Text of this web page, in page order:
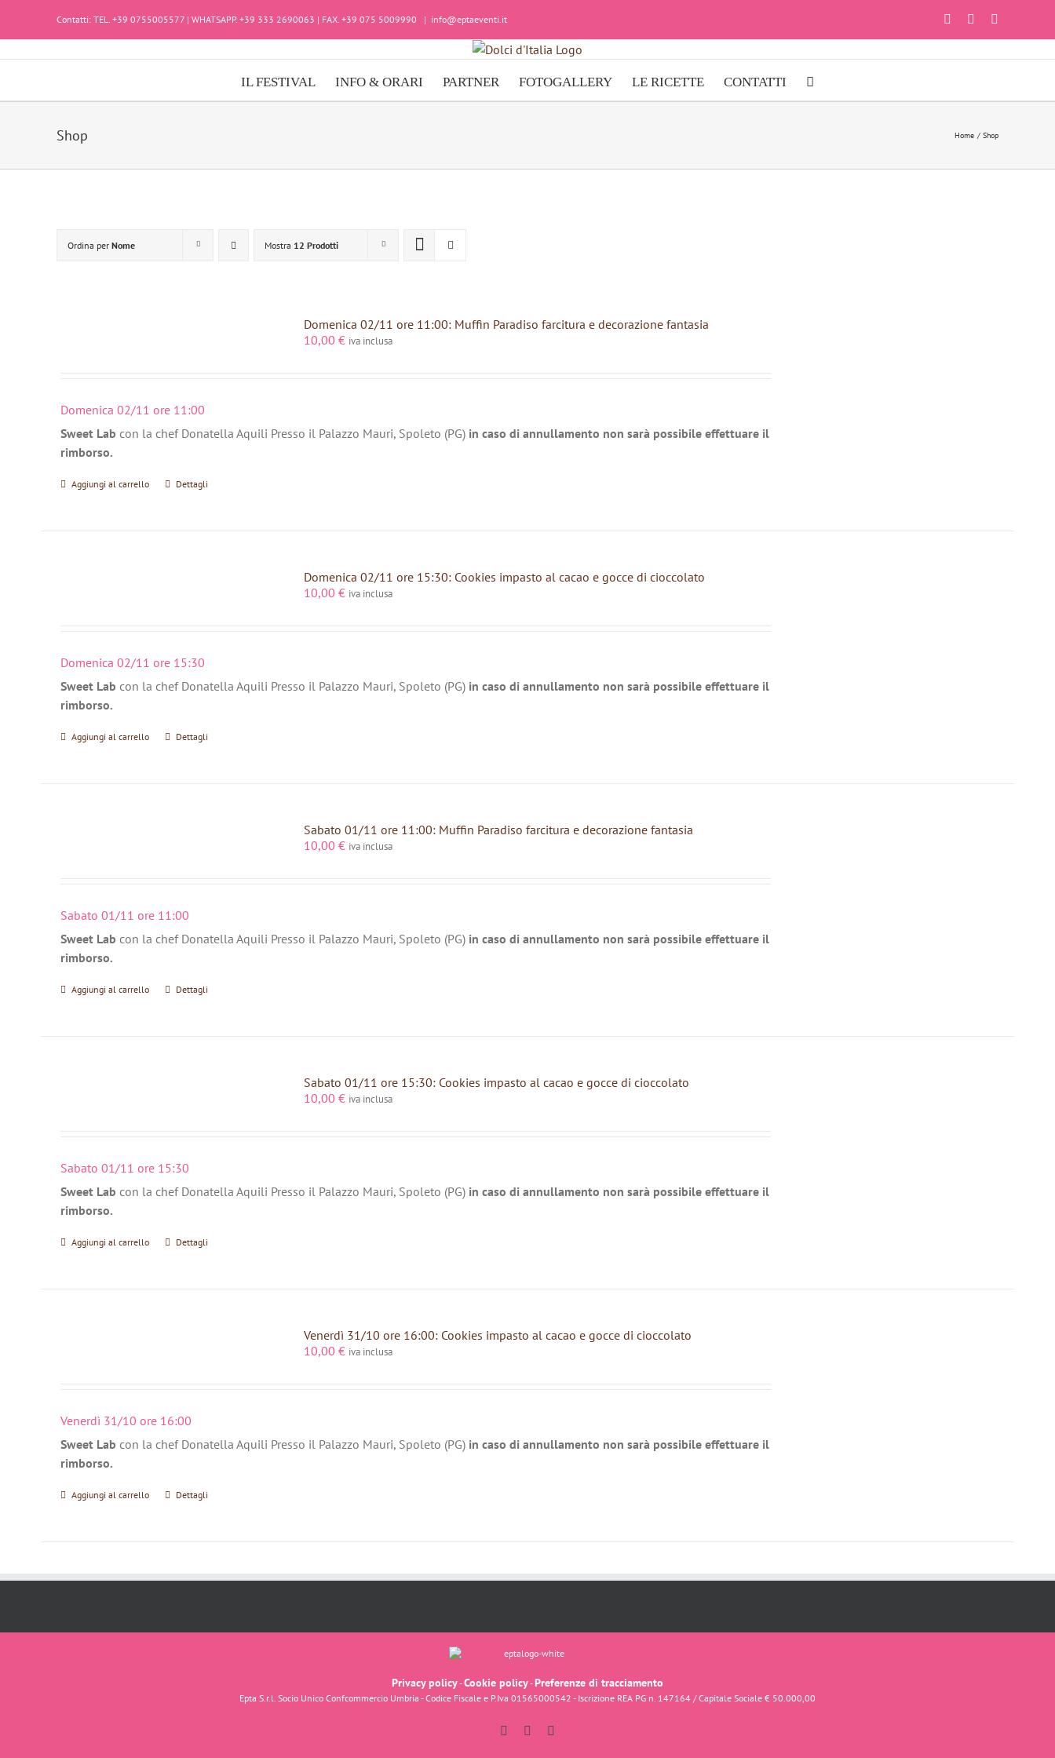
Contatti: TEL. +39 0755005577 | WHATSAPP. +39 333 2690063 | FAX. +39 075 5009990 | info@eptaeventi.it FacebookInstagram
IL FESTIVAL INFO & ORARI PARTNER FOTOGALLERY LE RICETTE CONTATTI
Shop Home Shop
Ordina per Nome Mostra 12 Prodotti
Domenica 02/11 ore 11:00: Muffin Paradiso farcitura e decorazione fantasia
10,00 € iva inclusa
Domenica 02/11 ore 11:00
Sweet Lab con la chef Donatella Aquili Presso il Palazzo Mauri, Spoleto (PG) in caso di annullamento non sarà possibile effettuare il
rimborso.
Aggiungi al carrello Dettagli
Domenica 02/11 ore 15:30: Cookies impasto al cacao e gocce di cioccolato
10,00 € iva inclusa
Domenica 02/11 ore 15:30
Sweet Lab con la chef Donatella Aquili Presso il Palazzo Mauri, Spoleto (PG) in caso di annullamento non sarà possibile effettuare il
rimborso.
Aggiungi al carrello Dettagli
Sabato 01/11 ore 11:00: Muffin Paradiso farcitura e decorazione fantasia
10,00 € iva inclusa
Sabato 01/11 ore 11:00
Sweet Lab con la chef Donatella Aquili Presso il Palazzo Mauri, Spoleto (PG) in caso di annullamento non sarà possibile effettuare il
rimborso.
Aggiungi al carrello Dettagli
Sabato 01/11 ore 15:30: Cookies impasto al cacao e gocce di cioccolato
10,00 € iva inclusa
Sabato 01/11 ore 15:30
Sweet Lab con la chef Donatella Aquili Presso il Palazzo Mauri, Spoleto (PG) in caso di annullamento non sarà possibile effettuare il
rimborso.
Aggiungi al carrello Dettagli
Venerdì 31/10 ore 16:00: Cookies impasto al cacao e gocce di cioccolato
10,00 € iva inclusa
Venerdì 31/10 ore 16:00
Sweet Lab con la chef Donatella Aquili Presso il Palazzo Mauri, Spoleto (PG) in caso di annullamento non sarà possibile effettuare il
rimborso.
Aggiungi al carrello Dettagli
Privacy policy-Cookie policy-Preferenze di tracciamento
Epta S.r.l. Socio Unico Confcommercio Umbria - Codice Fiscale e P.Iva 01565000542 - Iscrizione REA PG n. 147164 / Capitale Sociale € 50.000,00
FacebookInstagram